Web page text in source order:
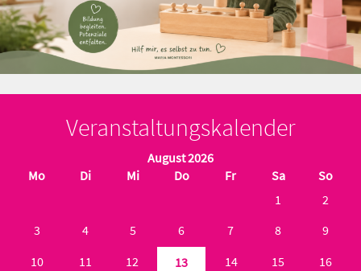
Veranstaltungskalender
August 2026
Mo
Di Mi Do Fr Sa
So
1
2
3
4 5 6 7 8
9
10
11 12 13 14 15
16